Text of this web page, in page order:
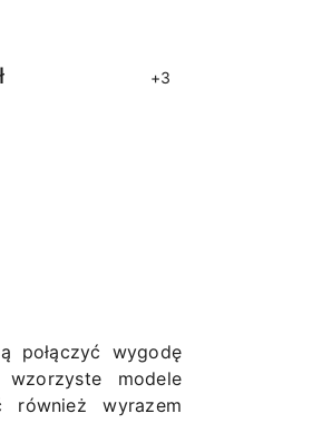
+3
połączyć wygodę
modele
wyrazem